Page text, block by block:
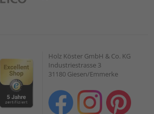
Holz Köster GmbH & Co. KG
Industriestrasse 3
31180 Giesen/Emmerke